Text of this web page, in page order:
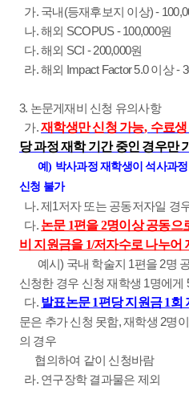
가. 국내(등재후보지 이상) -
나. 해외 SCOPUS - 100,000원
다. 해외 SCI - 200,000원
라. 해외 Impact Factor 5.0 이상 -
3. 논문게재비 신청 유의사항
가.재학생만 신청 가능, 수료
당 과정 재학 기간 중인 경우만
예 ) 박사과정 재학생이 석사과
신청 불가
나. 제1저자 또는 공동저자일 경
다. 논문 1편을 2명이상 공동으
비 지원금을 1/저자수로 나누어
예시) 국내 학술지 1편을 2명
신청한 경우 신청 재학생 1명에게
다. 발표논문 1편당 지원금 1회
문은 추가 신청 못함, 재학생 2명
의 경우
협의하여 같이 신청바람
라. 연구장학 결과물은 제외